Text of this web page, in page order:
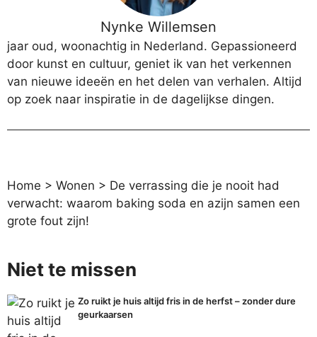
Nynke Willemsen
jaar oud, woonachtig in Nederland. Gepassioneerd
door kunst en cultuur, geniet ik van het verkennen
van nieuwe ideeën en het delen van verhalen. Altijd
op zoek naar inspiratie in de dagelijkse dingen.
Home > Wonen > De verrassing die je nooit had
verwacht: waarom baking soda en azijn samen een
grote fout zijn!
Niet te missen
Zo ruikt je huis altijd fris in de herfst – zonder dure
geurkaarsen